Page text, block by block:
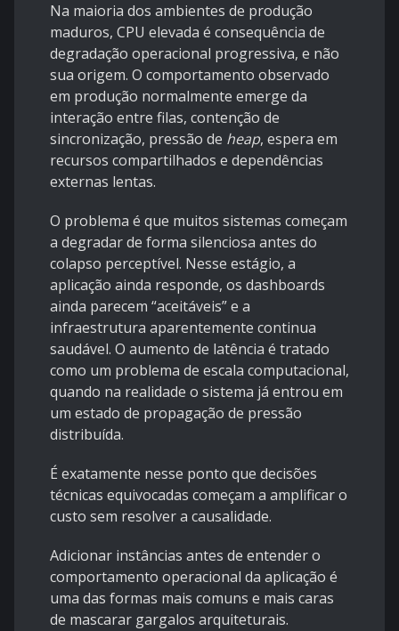
Na maioria dos ambientes de produção
maduros, CPU elevada é consequência de
degradação operacional progressiva, e não
sua origem. O comportamento observado
em produção normalmente emerge da
interação entre filas, contenção de
sincronização, pressão de heap, espera em
recursos compartilhados e dependências
externas lentas.
O problema é que muitos sistemas começam
a degradar de forma silenciosa antes do
colapso perceptível. Nesse estágio, a
aplicação ainda responde, os dashboards
ainda parecem “aceitáveis” e a
infraestrutura aparentemente continua
saudável. O aumento de latência é tratado
como um problema de escala computacional,
quando na realidade o sistema já entrou em
um estado de propagação de pressão
distribuída.
É exatamente nesse ponto que decisões
técnicas equivocadas começam a amplificar o
custo sem resolver a causalidade.
Adicionar instâncias antes de entender o
comportamento operacional da aplicação é
uma das formas mais comuns e mais caras
de mascarar gargalos arquiteturais.